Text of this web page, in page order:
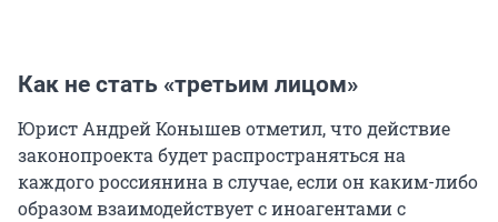
Как не стать «третьим лицом»
Юрист Андрей Конышев отметил, что действие
законопроекта будет распространяться на
каждого россиянина в случае, если он каким-либо
образом взаимодействует с иноагентами с